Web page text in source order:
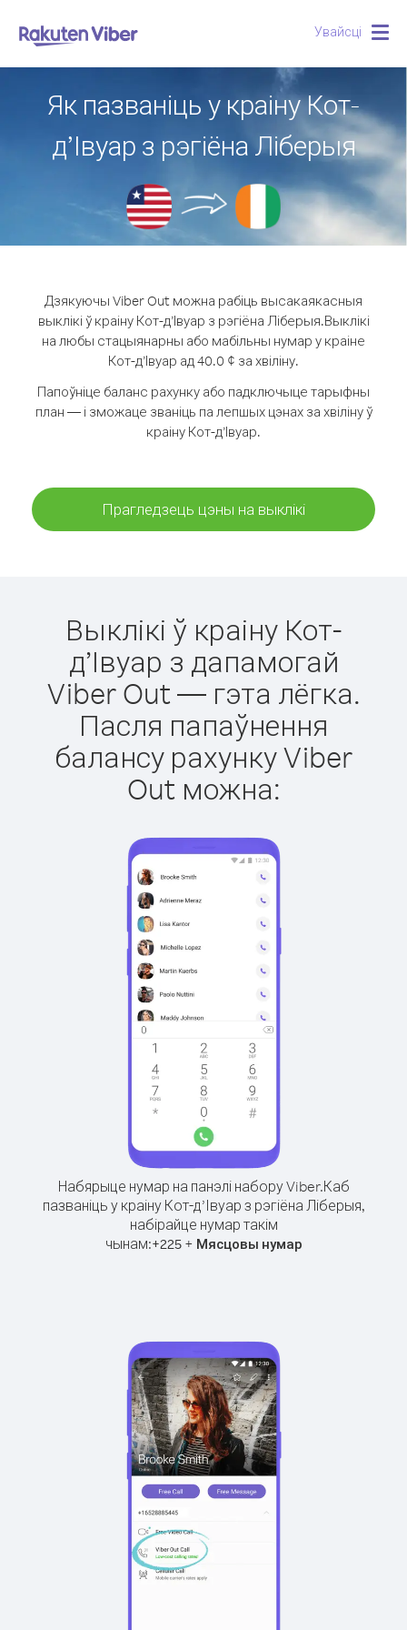
Увайсці
Як пазваніць у краіну Кот-
д’Івуар з рэгіёна Ліберыя
Дзякуючы Viber Out можна рабіць высакаякасныя
выклікі ў краіну Кот-д’Івуар з рэгіёна Ліберыя.Выклікі
на любы стацыянарны або мабільны нумар у краіне
Кот-д’Івуар ад 40.0 ¢ за хвіліну.
Папоўніце баланс рахунку або падключыце тарыфны
план — і зможаце званіць па лепшых цэнах за хвіліну ў
краіну Кот-д’Івуар.
Прагледзець цэны на выклікі
Выклікі ў краіну Кот-
д’Івуар з дапамогай
Viber Out — гэта лёгка.
Пасля папаўнення
балансу рахунку Viber
Out можна:
Набярыце нумар на панэлі набору Viber.Каб
пазваніць у краіну Кот-д’Івуар з рэгіёна Ліберыя,
набірайце нумар такім
чынам:+225+ Мясцовы нумар